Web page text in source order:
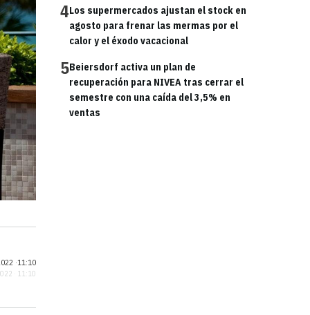
4Los supermercados ajustan el stock en
agosto para frenar las mermas por el
calor y el éxodo vacacional
5Beiersdorf activa un plan de
recuperación para NIVEA tras cerrar el
semestre con una caída del 3,5% en
ventas
·11:10
· 11:10